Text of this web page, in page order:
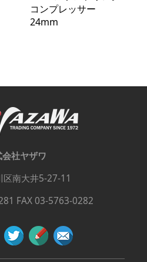
コンプレッサー
24mm
社ヤザワ
区南大井5-27-11
FAX 03-5763-0282